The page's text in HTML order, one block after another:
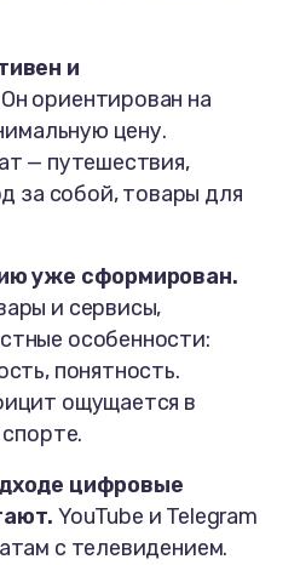
и
Он ориентирован на
цену.
— путешествия,
за собой, товары для
уже сформирован.
и сервисы,
особенности:
понятность.
ощущается в
цифровые
YouTube и Telegram
с телевидением.